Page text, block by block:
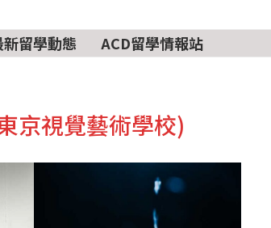
新留學動態 ACD留學情報站
京視覺藝術學校)